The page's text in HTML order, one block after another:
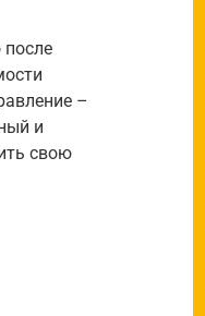
после
–
и
свою